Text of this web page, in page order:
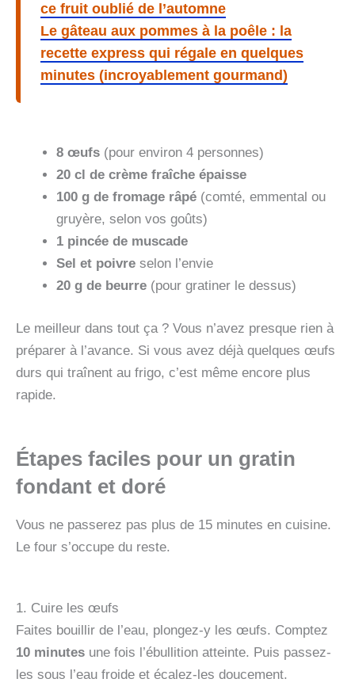
ce fruit oublié de l’automne
Le gâteau aux pommes à la poêle : la
recette express qui régale en quelques
minutes (incroyablement gourmand)
8 œufs (pour environ 4 personnes)
20 cl de crème fraîche épaisse
100 g de fromage râpé (comté, emmental ou
gruyère, selon vos goûts)
1 pincée de muscade
Sel et poivre selon l’envie
20 g de beurre (pour gratiner le dessus)
Le meilleur dans tout ça ? Vous n’avez presque rien à
préparer à l’avance. Si vous avez déjà quelques œufs
durs qui traînent au frigo, c’est même encore plus
rapide.
Étapes faciles pour un gratin
fondant et doré
Vous ne passerez pas plus de 15 minutes en cuisine.
Le four s’occupe du reste.
1. Cuire les œufs
Faites bouillir de l’eau, plongez-y les œufs. Comptez
10 minutes une fois l’ébullition atteinte. Puis passez-
les sous l’eau froide et écalez-les doucement.